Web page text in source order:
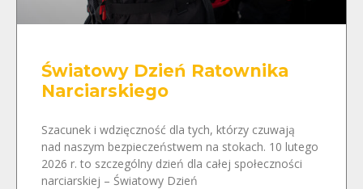
Światowy Dzień Ratownika
Narciarskiego
Szacunek i wdzięczność dla tych, którzy czuwają
nad naszym bezpieczeństwem na stokach. 10 lutego
2026 r. to szczególny dzień dla całej społeczności
narciarskiej – Światowy Dzień